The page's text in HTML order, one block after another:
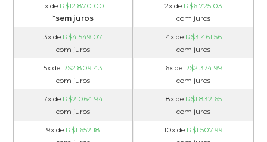
1x de R$12.870.00
*sem juros
3x de R$4.549.07
com juros
5x de R$2.809.43
com juros
7x de R$2.064.94
com juros
9x de R$1.652.18
2x de R$6.725.03
com juros
4x de R$3.461.56
com juros
6x de R$2.374.99
com juros
8x de R$1.832.65
com juros
10x de R$1.507.99